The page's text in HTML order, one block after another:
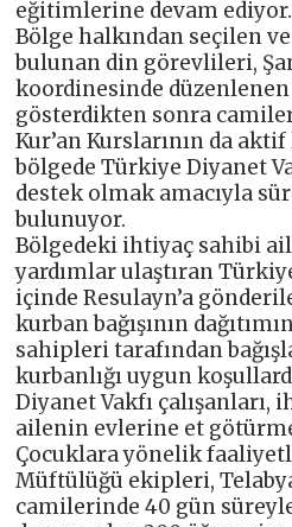
eğitimlerine devam ediyor.
Bölge halkından seçilen
bulunan din görevlileri,
koordinesinde düzenlenen
gösterdikten sonra
Kur’an Kurslarının da
bölgede Türkiye Diyanet
destek olmak amacıyla
bulunuyor.
Bölgedeki ihtiyaç sahibi
yardımlar ulaştıran
içinde Resulayn’a
kurban bağışının
sahipleri tarafından
kurbanlığı uygun
Diyanet Vakfı çalışanları,
ailenin evlerine et
Çocuklara yönelik
Müftülüğü ekipleri,
camilerinde 40 gün